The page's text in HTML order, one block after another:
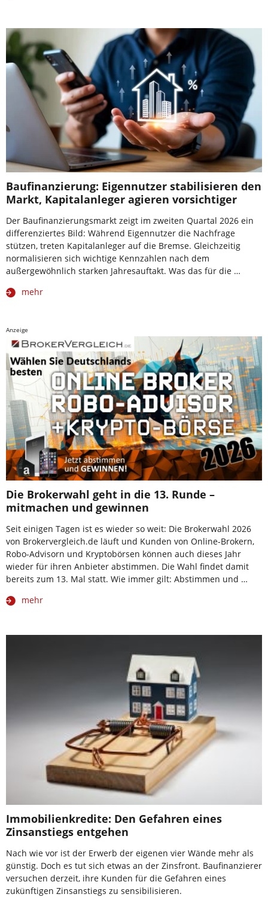
Baufinanzierung: Eigennutzer stabilisieren den
Markt, Kapitalanleger agieren vorsichtiger
Der Baufinanzierungsmarkt zeigt im zweiten Quartal 2026 ein
differenziertes Bild: Während Eigennutzer die Nachfrage
stützen, treten Kapitalanleger auf die Bremse. Gleichzeitig
normalisieren sich wichtige Kennzahlen nach dem
außergewöhnlich starken Jahresauftakt. Was das für die …
mehr
Anzeige
Die Brokerwahl geht in die 13. Runde –
mitmachen und gewinnen
Seit einigen Tagen ist es wieder so weit: Die Brokerwahl 2026
von Brokervergleich.de läuft und Kunden von Online-Brokern,
Robo-Advisorn und Kryptobörsen können auch dieses Jahr
wieder für ihren Anbieter abstimmen. Die Wahl findet damit
bereits zum 13. Mal statt. Wie immer gilt: Abstimmen und …
mehr
Immobilienkredite: Den Gefahren eines
Zinsanstiegs entgehen
Nach wie vor ist der Erwerb der eigenen vier Wände mehr als
günstig. Doch es tut sich etwas an der Zinsfront. Baufinanzierer
versuchen derzeit, ihre Kunden für die Gefahren eines
zukünftigen Zinsanstiegs zu sensibilisieren.